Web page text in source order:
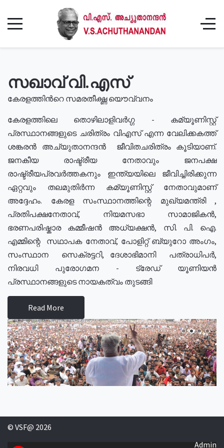
സഖാവ് വി.എസ്
കേരളത്തിൻറെ സമരതീക്ഷ്ണ യൌവ്വനം
കേരളത്തിലെ തൊഴിലാളിവർഗ്ഗ - കമ്യൂണിസ്റ്റ്
പ്രസ്ഥാനങ്ങളുടെ ചരിത്രം വിഎസ് എന്ന വേലിക്കകത്ത്
ശങ്കരൻ അച്യുതാനന്ദൻ ജീവിതചരിത്രം കൂടിയാണ്.
ജനകീയ രാഷ്ട്രീയ നേതാവും ജനപക്ഷ
രാഷ്ട്രീയപ്രവർത്തകനും ഇന്ത്യയിലെ ജീവിച്ചിരിക്കുന്ന
ഏറ്റവും തലമുതിർന്ന കമ്യൂണിസ്റ്റ് നേതാവുമാണ്
അദ്ദേഹം. കേരള സംസ്ഥാനത്തിന്റെ മുഖ്യമന്ത്രി ,
പ്രതിപക്ഷനേതാവ്, നിയമസഭാ സാമാജികൻ,
ഭരണപരിഷ്കാര കമ്മീഷൻ അധ്യക്ഷൻ, സി. പി. ഐ.
എമ്മിന്റെ സഥാപക നേതാവ്, പോളിറ്റ് ബ്യുറോ അംഗം,
സംസ്ഥാന സെക്രട്ടറി, ദേശാഭിമാനി പത്രാധിപർ,
നിരവധി പുരോഗമന - ട്രേഡ് യൂണിയൻ
പ്രസ്ഥാനങ്ങളുടെ നായകത്വം തുടങ്ങി
Read More
© VSF@ 2026
Admin